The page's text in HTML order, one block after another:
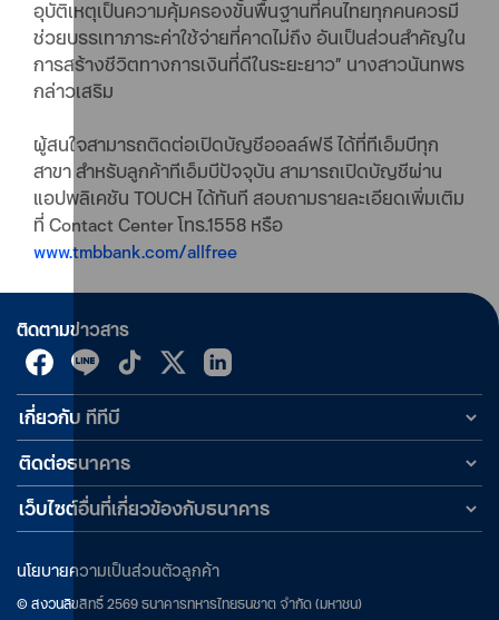
อุบัติเหตุเป็นความคุ้มครองขั้นพื้นฐานที่คนไทยทุกคนควรมี
ช่วยบรรเทาภาระค่าใช้จ่ายที่คาดไม่ถึง อันเป็นส่วนสำคัญใน
การสร้างชีวิตทางการเงินที่ดีในระยะยาว” นางสาวนันทพร
กล่าวเสริม
ผู้สนใจสามารถติดต่อเปิดบัญชีออลล์ฟรี ได้ที่ทีเอ็มบีทุก
สาขา สำหรับลูกค้าทีเอ็มบีปัจจุบัน สามารถเปิดบัญชีผ่าน
แอปพลิเคชัน TOUCH ได้ทันที สอบถามรายละเอียดเพิ่มเติม
ที่ Contact Center โทร.1558 หรือ
www.tmbbank.com/allfree
ติดตามข่าวสาร
เกี่ยวกับ ทีทีบี
ติดต่อธนาคาร
เว็บไซต์อื่นที่เกี่ยวข้องกับธนาคาร
©สงวนลิขสิทธิ์2569ธนาคารทหารไทยธนชาต จำกัด (มหาชน)
นโยบายความเป็นส่วนตัวลูกค้า